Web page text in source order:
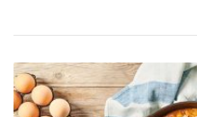
F
r
i